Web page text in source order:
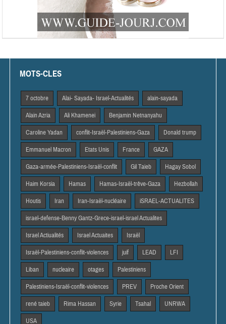
MOTS-CLES
7 octobre Alai- Sayada- Israel-Actualités alain-sayada
Alain Azria Ali Khamenei Benjamin Netnanyahu
Caroline Yadan conflit-Israël-Palestiniens-Gaza Donald trump
Emmanuel Macron Etats Unis France GAZA
Gaza-armée-Palestiniens-Israël-conflit Gil Taieb Hagay Sobol
Haim Korsia Hamas Hamas-Israël-trêve-Gaza Hezbollah
Houtis Iran Iran-Israël-nucléaire iSRAEL-ACTUALITES
israel-defense-Benny Gantz-Grece-israel-israel Actualites
Israel Actiualités Israel Actuaites Israël
Israël-Palestiniens-conflit-violences juif LEAD LFI
Liban nucleaire otages Palestiniens
Palestiniens-Israël-conflit-violences PREV Proche Orient
rené taieb Rima Hassan Syrie Tsahal UNRWA
USA